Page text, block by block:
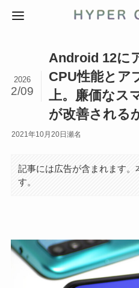
Android 12に
CPU性能とア
上。廉価なス
が改善される
2026
2/09
2021年10月20日 瀬名
記事には広告が含まれます
す。